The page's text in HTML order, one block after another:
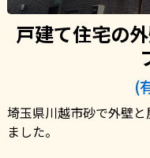
戸建て住宅の
(
埼玉県川越市砂で外壁
ました。